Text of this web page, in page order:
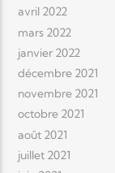
avril 2022
mars 2022
janvier 2022
décembre 2021
novembre 2021
octobre 2021
août 2021
juillet 2021